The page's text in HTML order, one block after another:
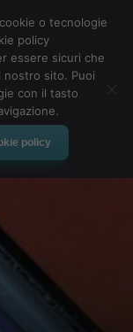
o tecnologie
policy
essere sicuri che
nostro sito. Puoi
con il tasto
policy